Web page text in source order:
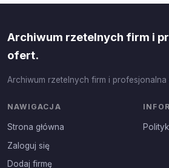
Archiwum rzetelnych firm i
ofert.
Archiwum rzetelnych firm i profesjonalna
NAWIGACJA
Strona główna
Zaloguj się
Dodaj firmę